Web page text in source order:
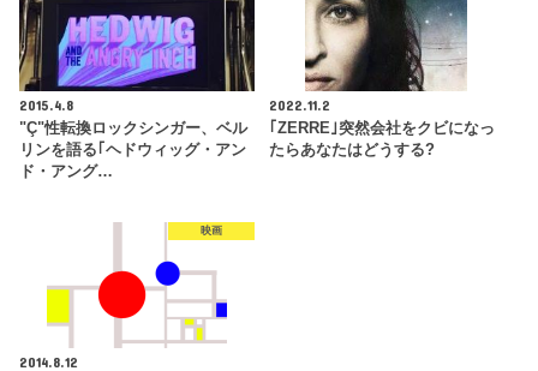
2015.4.8
"Ç"性転換ロックシンガー、ベル
リンを語る｢ヘドウィッグ・アン
ド・アング…
2022.11.2
｢ZERRE｣突然会社をクビになっ
たらあなたはどうする?
映画
2014.8.12